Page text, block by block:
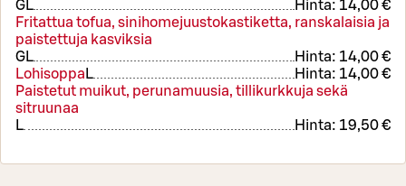
GL Hinta: 14,00 €
Fritattua tofua, sinihomejuustokastiketta, ranskalaisia ja
paistettuja kasviksia
GL Hinta: 14,00 €
Lohisoppa L Hinta: 14,00 €
Paistetut muikut, perunamuusia, tillikurkkuja sekä
sitruunaa
L
Hinta: 19,50 €